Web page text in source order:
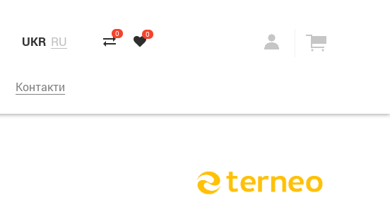
UKR RU 0 0
Контакти